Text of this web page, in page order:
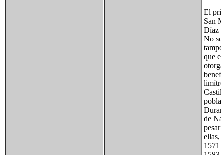
El
San
Díaz
No
que
de